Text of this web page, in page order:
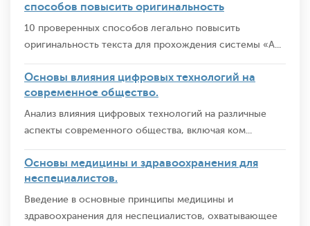
способов повысить оригинальность
10 проверенных способов легально повысить
оригинальность текста для прохождения системы «А...
Основы влияния цифровых технологий на
современное общество.
Анализ влияния цифровых технологий на различные
аспекты современного общества, включая ком...
Основы медицины и здравоохранения для
неспециалистов.
Введение в основные принципы медицины и
здравоохранения для неспециалистов, охватывающее